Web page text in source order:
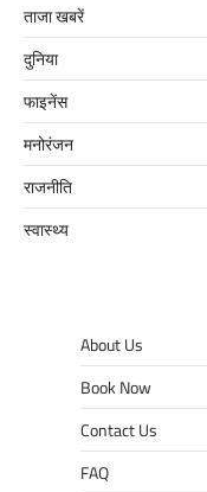
ताजा खबरें
दुनिया
फाइनेंस
मनोरंजन
राजनीति
स्वास्थ्य
About Us
Book Now
Contact Us
FAQ